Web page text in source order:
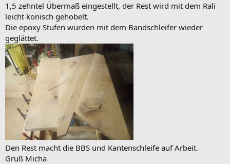
1,5 zehntel Übermaß eingestellt, der Rest wird mit dem Rali
leicht konisch gehobelt.
Die epoxy Stufen wurden mit dem Bandschleifer wieder
geglättet.
Den Rest macht die BBS und Kantenschleife auf Arbeit.
Gruß Micha